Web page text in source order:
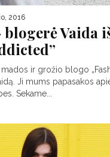
2016
Vaida
ir grožio blogo
Ji mums papasakos
Sekame...